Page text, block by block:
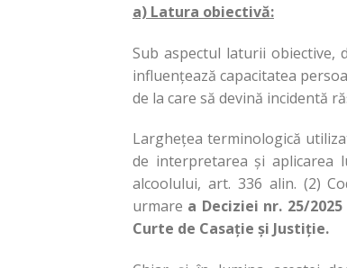
a) Latura obiectivă:
Sub aspectul laturii obiective,
influențează capacitatea
de la care să devină incidentă
Larghețea terminologică
de interpretarea și aplicarea
alcoolului, art. 336 alin. (2)
urmare a Deciziei nr. 25/
Curte de Casație și Justiție.